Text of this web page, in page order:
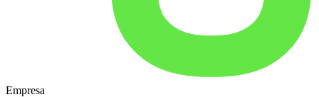
Empresa